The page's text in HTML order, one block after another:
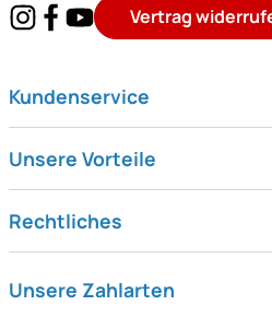
Vertrag
Kundenservice
Unsere Vorteile
Rechtliches
Unsere Zahlarten